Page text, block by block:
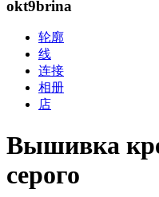
okt9brina
轮廓
线
连接
相册
店
Вышивка
серого